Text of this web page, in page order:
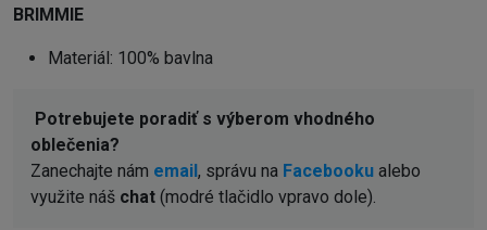
BRIMMIE
Materiál: 100% bavlna
Potrebujete poradiť s výberom vhodného
oblečenia?
Zanechajte nám email, správu na Facebooku alebo
využite náš chat (modré tlačidlo vpravo dole).